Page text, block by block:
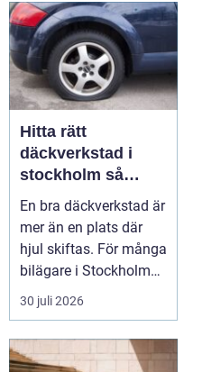
Hitta rätt
däckverkstad i
stockholm så
väljer du tryggt
och smart
En bra däckverkstad är
mer än en plats där
hjul skiftas. För många
bilägare i Stockholm
handlar vale...
30 juli 2026